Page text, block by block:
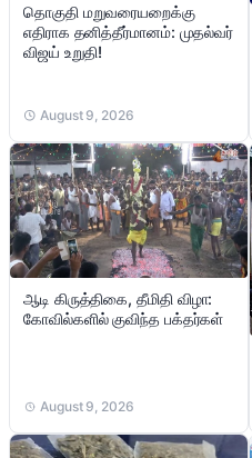
தொகுதி மறுவரையறைக்கு
எதிராக தனித்தீர்மானம்: முதல்வர்
விஜய் உறுதி!
August 9, 2026
ஆடி கிருத்திகை, தீமிதி விழா:
கோவில்களில் குவிந்த பக்தர்கள்
August 9, 2026